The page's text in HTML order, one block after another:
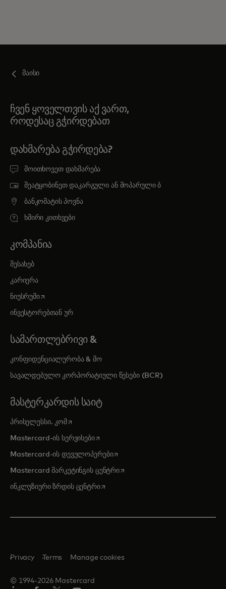
მაისი
ჩვენ ყოველთვის აქ ვართ,
როდესაც გჭირდებათ
ᲓᲐᲮᲛᲐᲠᲔᲑᲐ ᲒᲭᲘᲠᲓᲔᲑᲐ?
მოითხოვეთ დახმარება
შეატყობინეთ დაკარგული ან მოპარული ბ
ბანკომატის პოვნა
ხშირი კითხვები
ᲙᲝᲛᲞᲐᲜᲘᲐ
შესახებ
კარიერა
ნიუსრუმიopens in a new tab
ინვესტორებთან ურ
ᲡᲐᲛᲐᲠᲗᲚᲔᲑᲠᲘᲕᲘ &
კონფიდენციალურობა & მო
სავალდებულო კორპორატიული წესები (BCR)
ᲛᲐᲡᲢᲔᲠᲙᲐᲠᲓᲘᲡ ᲡᲐᲘᲢ
პრისელესსი. კომopens in a new tab
Mastercard-ის სერვისებიopens in a new tab
Mastercard-ის დეველოპერებიopens in a new tab
Mastercard მარკეტინგის ცენტრიopens in a new tab
ინკლუზიური ზრდის ცენტრიopens in a new tab
© 1994-2026 Mastercard
Privacy Terms Manage cookies